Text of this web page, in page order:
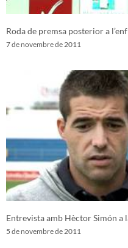
Roda de premsa posterior a
7 de novembre de 2011
Entrevista amb Hèctor Simón a
5 de novembre de 2011